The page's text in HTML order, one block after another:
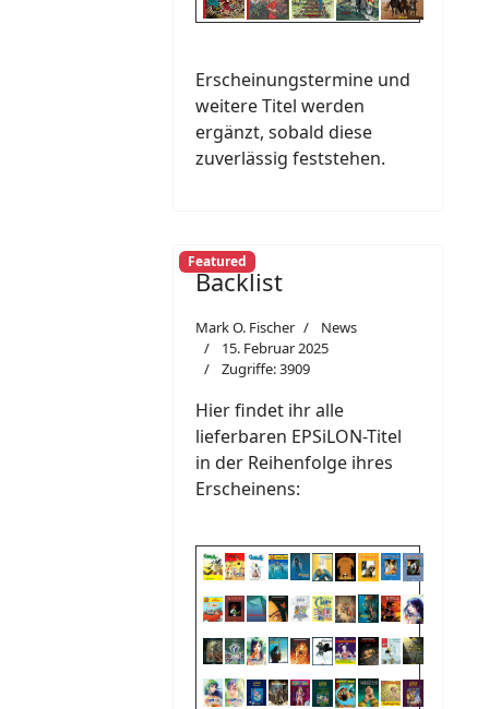
Erscheinungstermine und
weitere Titel werden
ergänzt, sobald diese
zuverlässig feststehen.
Featured
Backlist
Mark O. Fischer
News
15. Februar 2025
Zugriffe: 3909
Hier findet ihr alle
lieferbaren EPSiLON-Titel
in der Reihenfolge ihres
Erscheinens: